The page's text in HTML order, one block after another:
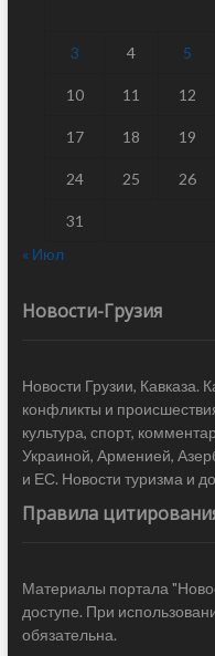
3 4 5
10 11 12
17 18 19
24 25 26
31
« Июл
Новости-Грузия
Новости Грузии, Кавказа.
конфликты и
культура, спорт,
Украиной, Арменией,
и ЕС. Новости туризма и
Правила
Материалы портала
доступе. При
обязательна.